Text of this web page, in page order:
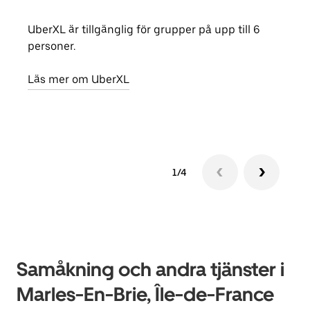
UberXL är tillgänglig för grupper på upp till 6
personer.
Läs mer om UberXL
1/4
Samåkning och andra tjänster i
Marles-En-Brie, Île-de-France